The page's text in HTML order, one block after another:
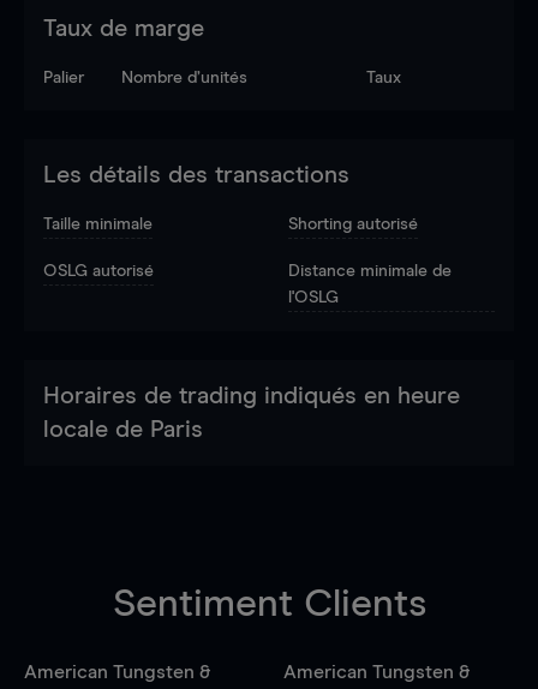
Taux de marge
Palier Nombre d’unités Taux
Les détails des transactions
Taille minimale Shorting autorisé
OSLG autorisé
Distance minimale de
l'OSLG
Horaires de trading indiqués en heure
locale de Paris
Sentiment Clients
American Tungsten &
American Tungsten &